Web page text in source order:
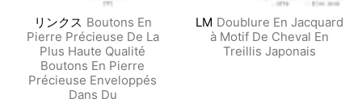
リンクス Boutons En
Pierre Précieuse De La
Plus Haute Qualité
Boutons En Pierre
Précieuse Enveloppés
Dans Du
LM Doublure En Jacquard
à Motif De Cheval En
Treillis Japonais